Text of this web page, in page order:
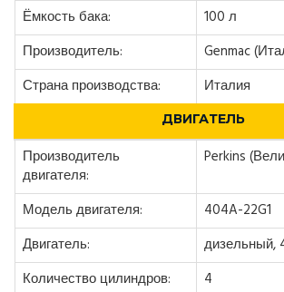
Ёмкость бака:
100 л
Производитель:
Genmac
Страна производства:
Италия
ДВИГАТЕЛЬ
Производитель
двигателя:
Perkins
Модель двигателя:
404A-22G1
Двигатель:
дизельный,
Количество цилиндров:
4